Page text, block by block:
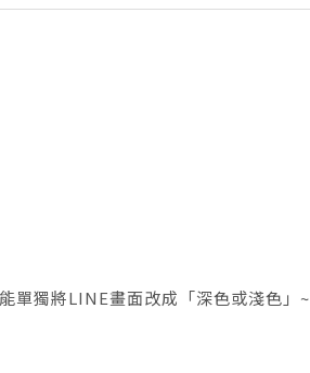
單獨將LINE畫面改成「深色或淺色」~